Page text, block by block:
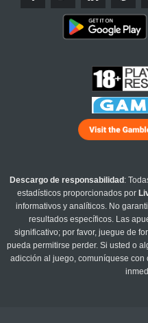
Descargo de responsabilidad :
estadísticos proporcionados por
informativos y analíticos. No
resultados específicos. Las
significativo; por favor, juegue de
pueda permitirse perder. Si usted o
adicción al juego, comuníquese